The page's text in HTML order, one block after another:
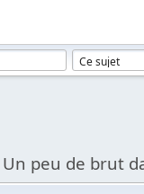
Un peu de brut